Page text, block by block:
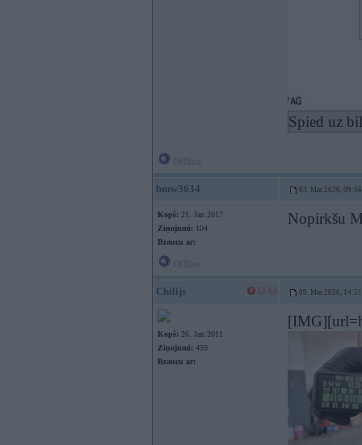
Spied uz
bmw3634 03. Mar 2026, 09:56
Kopš: 21. Jan 2017
Ziņojumi: 104
Braucu ar:
Nopirkšu
Chilijs 09. Mar 2026, 14:51
Kopš: 26. Jan 2011
Ziņojumi: 459
Braucu ar: